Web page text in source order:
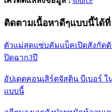
ติดตามเนื้อหาดีๆแบบนี้ได้ที่
ตัวแม่สุดแซ่บคัมแบ็คเปิดสังกัดตั
ปิดฉาก3ปี
อัปเดตคอนเสิร์ตจัสติน บีเบอร์
แบบนี้